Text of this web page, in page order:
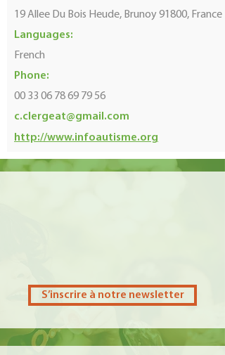
19 Allee Du Bois Heude, Brunoy 91800, France
Languages:
French
Phone:
00 33 06 78 69 79 56
c.clergeat@gmail.com
http://www.infoautisme.org
S’inscrire à notre newsletter